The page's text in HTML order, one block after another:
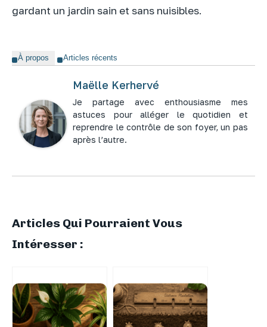
gardant un jardin sain et sans nuisibles.
À propos Articles récents
Maëlle Kerhervé
Je partage avec enthousiasme mes
astuces pour alléger le quotidien et
reprendre le contrôle de son foyer, un pas
après l’autre.
Articles Qui Pourraient Vous
Intéresser :